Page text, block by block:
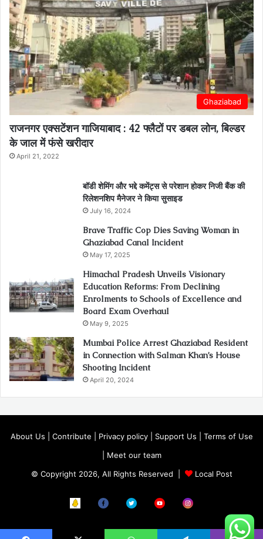
Ghaziabad
राजनगर एक्सटेंशन गाजियाबाद : 42 फ्लैटों पर डबल लोन, बिल्डर
के जाल में फंसे खरीदार
April 21, 2022
बॉडी शेमिंग और भद्दे कमेंट्स से परेशान होकर निजी बैंक की
रिलेशनशिप मैनेजर ने किया सुसाइड
July 16, 2024
Brave Traffic Cop Dies Saving Woman in
Ghaziabad Canal Incident
May 17, 2025
Himachal Pradesh Unveils Visionary
Education Reforms: From Declining
Enrolments to Schools of Excellence and
Board Exam Overhaul
May 9, 2025
Mumbai Police Arrest Ghaziabad Resident
in Connection with Salman Khan’s House
Shooting Incident
April 20, 2024
About Us Contribute Privacy policy| Support Us
Terms of Use
Meet our team
© Copyright 2026, All Rights Reserved |
Local Post
Koo FB Twitter Youtube